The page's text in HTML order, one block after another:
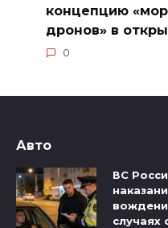
концепцию
дронов» в
0
Авто
ВС
случаях